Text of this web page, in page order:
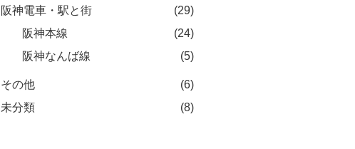
阪神電車・駅と街
(29)
阪神本線
(24)
阪神なんば線
(5)
その他
(6)
未分類
(8)